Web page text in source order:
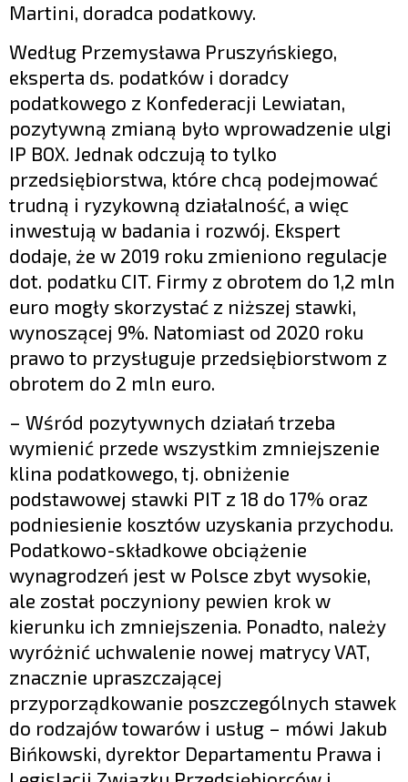
Martini, doradca podatkowy.
Według Przemysława Pruszyńskiego,
eksperta ds. podatków i doradcy
podatkowego z Konfederacji Lewiatan,
pozytywną zmianą było wprowadzenie ulgi
IP BOX. Jednak odczują to tylko
przedsiębiorstwa, które chcą podejmować
trudną i ryzykowną działalność, a więc
inwestują w badania i rozwój. Ekspert
dodaje, że w 2019 roku zmieniono regulacje
dot. podatku CIT. Firmy z obrotem do 1,2 mln
euro mogły skorzystać z niższej stawki,
wynoszącej 9%. Natomiast od 2020 roku
prawo to przysługuje przedsiębiorstwom z
obrotem do 2 mln euro.
– Wśród pozytywnych działań trzeba
wymienić przede wszystkim zmniejszenie
klina podatkowego, tj. obniżenie
podstawowej stawki PIT z 18 do 17% oraz
podniesienie kosztów uzyskania przychodu.
Podatkowo-składkowe obciążenie
wynagrodzeń jest w Polsce zbyt wysokie,
ale został poczyniony pewien krok w
kierunku ich zmniejszenia. Ponadto, należy
wyróżnić uchwalenie nowej matrycy VAT,
znacznie upraszczającej
przyporządkowanie poszczególnych stawek
do rodzajów towarów i usług – mówi Jakub
Bińkowski, dyrektor Departamentu Prawa i